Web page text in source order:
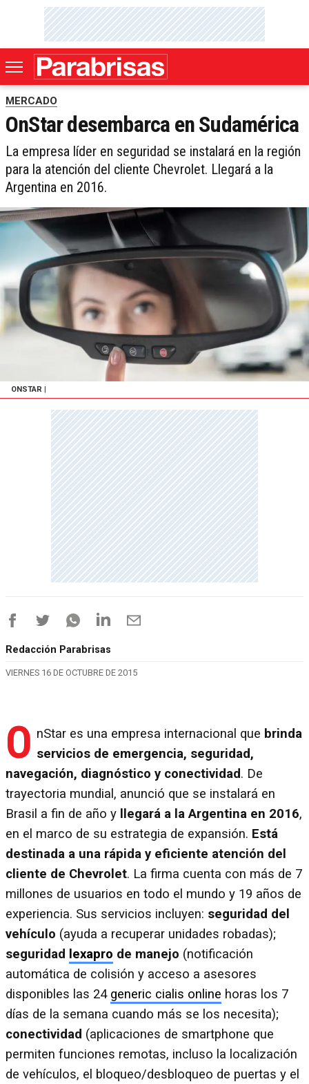
MERCADO
OnStar desembarca en Sudamérica
La empresa líder en seguridad se instalará en la región
para la atención del cliente Chevrolet. Llegará a la
Argentina en 2016.
ONSTAR
Redacción Parabrisas
VIERNES 16 DE OCTUBRE DE 2015
O nStar es una empresa internacional que brinda
servicios de emergencia, seguridad,
navegación, diagnóstico y conectividad. De
trayectoria mundial, anunció que se instalará en
Brasil a fin de año y
llegará a la Argentina en 2016,
en el marco de su estrategia de expansión. Está
destinada a una rápida y eficiente atención del
cliente de Chevrolet. La firma cuenta con más de 7
millones de usuarios en todo el mundo y 19 años de
experiencia. Sus servicios incluyen: seguridad del
vehículo (ayuda a recuperar unidades robadas);
seguridad
lexapro de manejo (notificación
automática de colisión y acceso a asesores
disponibles las 24 generic cialis online horas los 7
días de la semana cuando más se los necesita);
conectividad (aplicaciones de smartphone que
permiten funciones remotas, incluso la localización
de vehículos, el bloqueo/desbloqueo de puertas y el